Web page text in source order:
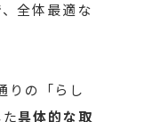
全体最適な
りの「らし
た具体的な取